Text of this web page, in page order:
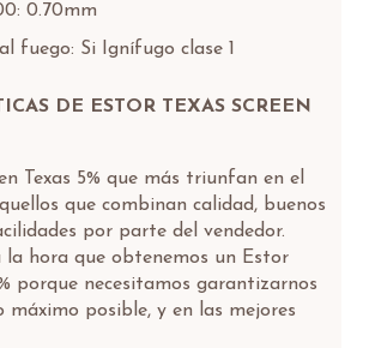
0.70mm
fuego: Si Ignífugo clase 1
DE ESTOR TEXAS SCREEN
Texas 5% que más triunfan en el
que combinan calidad, buenos
por parte del vendedor.
la hora que obtenemos un Estor
porque necesitamos garantizarnos
máximo posible, y en las mejores